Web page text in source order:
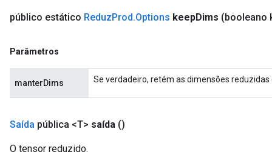
público estático ReduzProd.Options keepDims (booleano
Parâmetros
manterDims Se verdadeiro, retém as dimensões
Saída pública <T> saída ()
O tensor reduzido.